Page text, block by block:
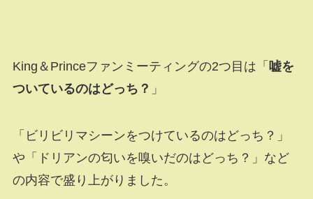
King＆Princeファンミーティングの2つ目は「 嘘を
ついているのはどっち？ 」
「ビリビリマシーンをつけているのはどっち？」
や「ドリアンの匂いを嗅いだのはどっち？」など
の内容で盛り上がりました。